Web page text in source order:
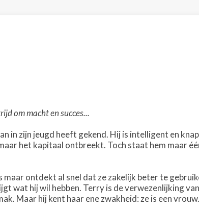
om macht en succes...
in zijn jeugd heeft gekend. Hij is intelligent en
het kapitaal ontbreekt. Toch staat hem maar
ontdekt al snel dat ze zakelijk beter te
wat hij wil hebben. Terry is de verwezenlijking
Maar hij kent haar ene zwakheid: ze is een